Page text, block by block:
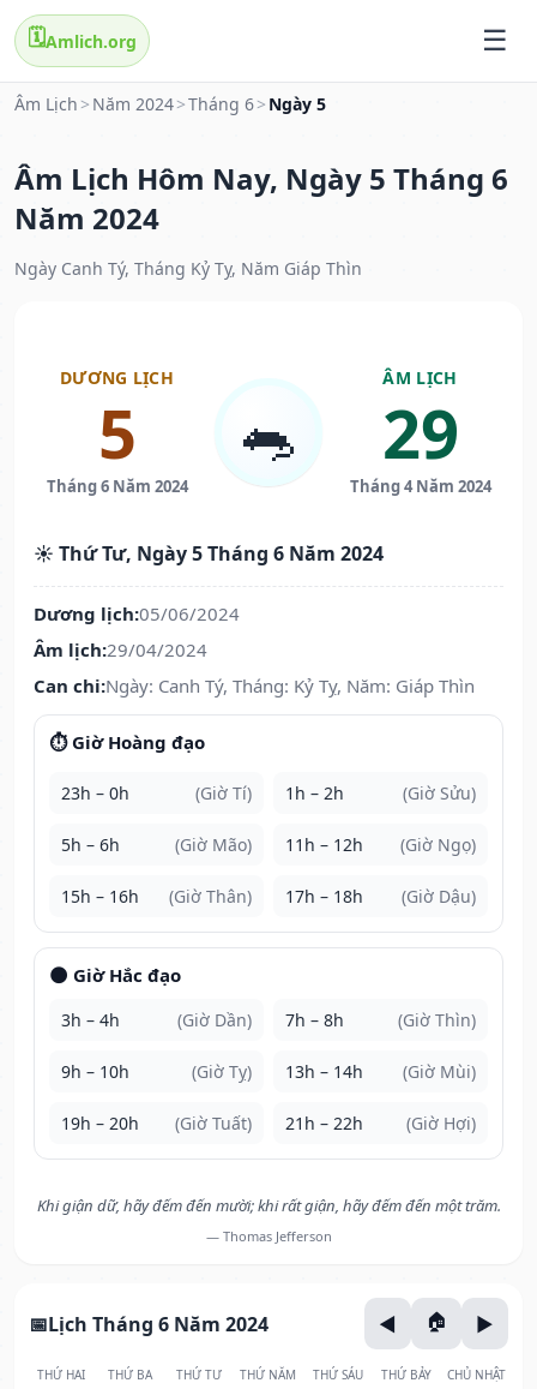
🗓️Amlich.org
Âm Lịch > Năm 2024>Tháng 6> Ngày 5
Âm Lịch Hôm Nay, Ngày 5 Tháng 6
Năm 2024
Ngày Canh Tý, Tháng Kỷ Tỵ, Năm Giáp Thìn
DƯƠNG LỊCH
5
Tháng 6 Năm 2024
🐀
ÂM LỊCH
29
Tháng 4 Năm 2024
☀️ Thứ Tư, Ngày 5 Tháng 6 Năm 2024
Dương lịch:05/06/2024
Âm lịch:29/04/2024
Can chi:Ngày: Canh Tý, Tháng: Kỷ Tỵ, Năm: Giáp Thìn
⏱️ Giờ Hoàng đạo
23h – 0h (Giờ Tí) 1h – 2h (Giờ Sửu)
5h – 6h (Giờ Mão) 11h – 12h (Giờ Ngọ)
15h – 16h (Giờ Thân) 17h – 18h (Giờ Dậu)
🌑 Giờ Hắc đạo
3h – 4h (Giờ Dần) 7h – 8h (Giờ Thìn)
9h – 10h (Giờ Tỵ) 13h – 14h (Giờ Mùi)
19h – 20h (Giờ Tuất) 21h – 22h (Giờ Hợi)
Khi giận dữ, hãy đếm đến mười; khi rất giận, hãy đếm đến một trăm.
— Thomas Jefferson
Lịch Tháng 6 Năm 2024
THỨ HAI THỨ BA THỨ TƯ THỨ NĂM THỨ SÁU THỨ BẢY CHỦ NHẬT